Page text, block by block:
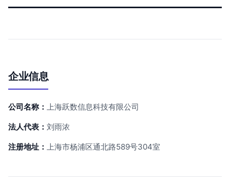
企业信息
公司名称： 上海跃数信息科技有限公司
法人代表： 刘雨浓
注册地址： 上海市杨浦区通北路589号304室